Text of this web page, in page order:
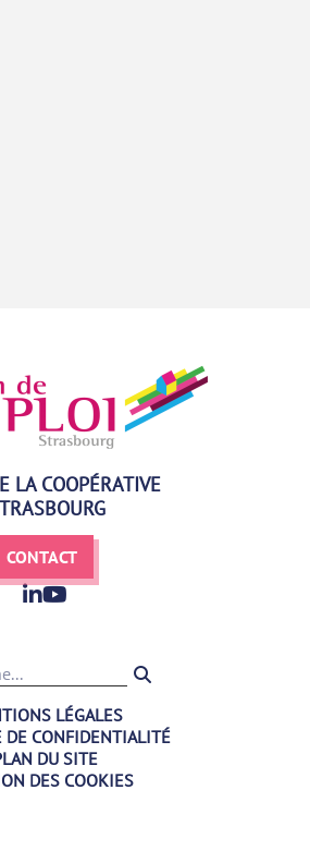
LA COOPÉRATIVE
CONTACT
LÉGALES
DE CONFIDENTIALITÉ
DU SITE
DES COOKIES